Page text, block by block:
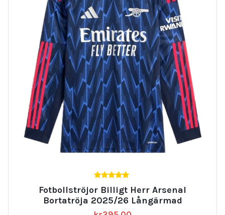
av 5
Fotbollströjor Billigt Herr Arsenal
Bortatröja 2025/26 Långärmad